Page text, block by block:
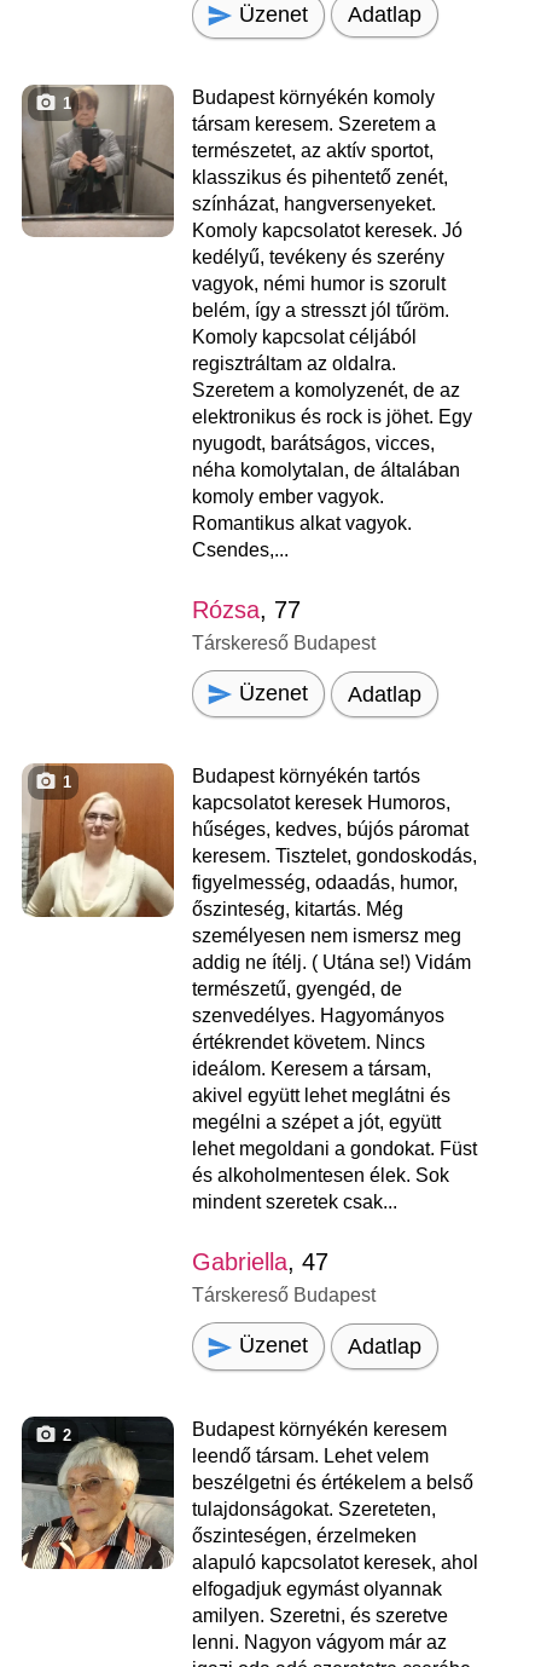
Üzenet Adatlap
1
Budapest környékén komoly
társam keresem. Szeretem a
természetet, az aktív sportot,
klasszikus és pihentető zenét,
színházat, hangversenyeket.
Komoly kapcsolatot keresek. Jó
kedélyű, tevékeny és szerény
vagyok, némi humor is szorult
belém, így a stresszt jól tűröm.
Komoly kapcsolat céljából
regisztráltam az oldalra.
Szeretem a komolyzenét, de az
elektronikus és rock is jöhet. Egy
nyugodt, barátságos, vicces,
néha komolytalan, de általában
komoly ember vagyok.
Romantikus alkat vagyok.
Csendes,...
Rózsa, 77
Társkereső Budapest
Üzenet Adatlap
1
Budapest környékén tartós
kapcsolatot keresek Humoros,
hűséges, kedves, bújós páromat
keresem. Tisztelet, gondoskodás,
figyelmesség, odaadás, humor,
őszinteség, kitartás. Még
személyesen nem ismersz meg
addig ne ítélj. ( Utána se!) Vidám
természetű, gyengéd, de
szenvedélyes. Hagyományos
értékrendet követem. Nincs
ideálom. Keresem a társam,
akivel együtt lehet meglátni és
megélni a szépet a jót, együtt
lehet megoldani a gondokat. Füst
és alkoholmentesen élek. Sok
mindent szeretek csak...
Gabriella, 47
Társkereső Budapest
Üzenet Adatlap
2
Budapest környékén keresem
leendő társam. Lehet velem
beszélgetni és értékelem a belső
tulajdonságokat. Szereteten,
őszinteségen, érzelmeken
alapuló kapcsolatot keresek, ahol
elfogadjuk egymást olyannak
amilyen. Szeretni, és szeretve
lenni. Nagyon vágyom már az